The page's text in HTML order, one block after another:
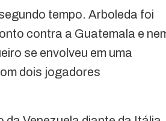
tempo. Arboleda foi
contra a Guatemala e
se envolveu em uma
dois jogadores